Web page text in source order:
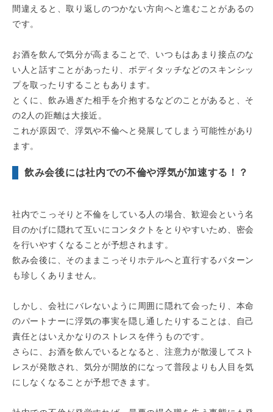
間違えると、取り返しのつかない方向へと進むことがあるの
です。
お酒を飲んで気分が高まることで、いつもはあまり接点のな
い人と話すことがあったり、ボディタッチなどのスキンシッ
プを取ったりすることもあります。
とくに、飲み過ぎた相手を介抱するなどのことがあると、そ
の2人の距離は大接近。
これが原因で、浮気や不倫へと発展してしまう可能性があり
ます。
飲み会後には社内での不倫や浮気が加速する！？
社内でこっそりと不倫をしている人の場合、歓迎会という名
目のかげに隠れて互いにコンタクトをとりやすいため、密会
を行いやすくなることが予想されます。
飲み会後に、そのままこっそりホテルへと直行するパターン
も珍しくありません。
しかし、会社にバレないように周囲に隠れて会ったり、本命
のパートナーに浮気の事実を隠し通したりすることは、自己
責任とはいえかなりのストレスを伴うものです。
さらに、お酒を飲んでいるとなると、注意力が散漫してスト
レスが発散され、気分が開放的になって普段よりも人目を気
にしなくなることが予想できます。